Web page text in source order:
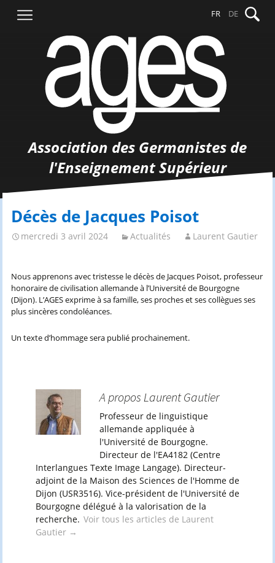
contenu
FR DE
Association des Germanistes de
l'Enseignement Supérieur
Décès de Jacques Poisot
mercredi 3 avril 2024 Actualités Laurent Gautier
Nous apprenons avec tristesse le décès de Jacques Poisot, professeur
honoraire de civilisation allemande à l’Université de Bourgogne
(Dijon). L’AGES exprime à sa famille, ses proches et ses collègues ses
plus sincères condoléances.
Un texte d’hommage sera publié prochainement.
A propos Laurent Gautier
Professeur de linguistique
allemande appliquée à
l'Université de Bourgogne.
Directeur de l'EA4182 (Centre
Interlangues Texte Image Langage). Directeur-
adjoint de la Maison des Sciences de l'Homme de
Dijon (USR3516). Vice-président de l'Université de
Bourgogne délégué à la valorisation de la
recherche. Voir tous les articles de Laurent
Gautier →